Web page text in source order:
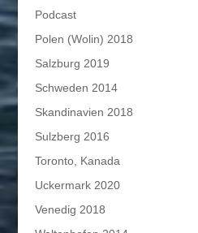
Podcast
Polen (Wolin) 2018
Salzburg 2019
Schweden 2014
Skandinavien 2018
Sulzberg 2016
Toronto, Kanada
Uckermark 2020
Venedig 2018